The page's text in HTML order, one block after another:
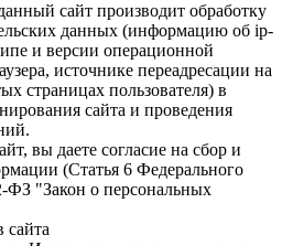
сайт производит обработку
данных (информацию об ip-
и версии операционной
источнике переадресации на
страницах пользователя) в
сайта и проведения
вы даете согласие на сбор и
(Статья 6 Федерального
ФЗ "Закон о персональных
сайта